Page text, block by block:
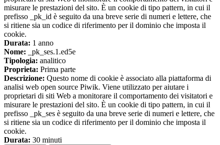
misurare le prestazioni del sito. È un cookie di tipo pattern, in cui il
prefisso _pk_id è seguito da una breve serie di numeri e lettere, che
si ritiene sia un codice di riferimento per il dominio che imposta il
cookie.
Durata: 1 anno
Nome: _pk_ses.1.ed5e
Tipologia: analitico
Proprieta: Prima parte
Descrizione: Questo nome di cookie è associato alla piattaforma di
analisi web open source Piwik. Viene utilizzato per aiutare i
proprietari di siti Web a monitorare il comportamento dei visitatori e
misurare le prestazioni del sito. È un cookie di tipo pattern, in cui il
prefisso _pk_ses è seguito da una breve serie di numeri e lettere, che
si ritiene sia un codice di riferimento per il dominio che imposta il
cookie.
Durata: 30 minuti